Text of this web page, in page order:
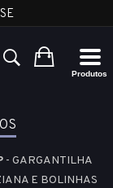
- GARGANTILHA
E BOLINHAS